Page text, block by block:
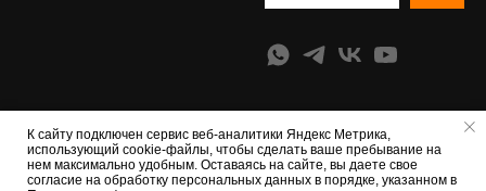
К сайту подключен сервис веб-аналитики Яндекс Метрика,
использующий cookie-файлы, чтобы сделать ваше пребывание на
нем максимально удобным. Оставаясь на сайте, вы даете свое
согласие на обработку персональных данных в порядке, указанном в